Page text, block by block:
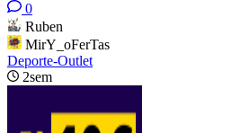
0
Ruben
MirY_oFerTas
Deporte-Outlet
2sem